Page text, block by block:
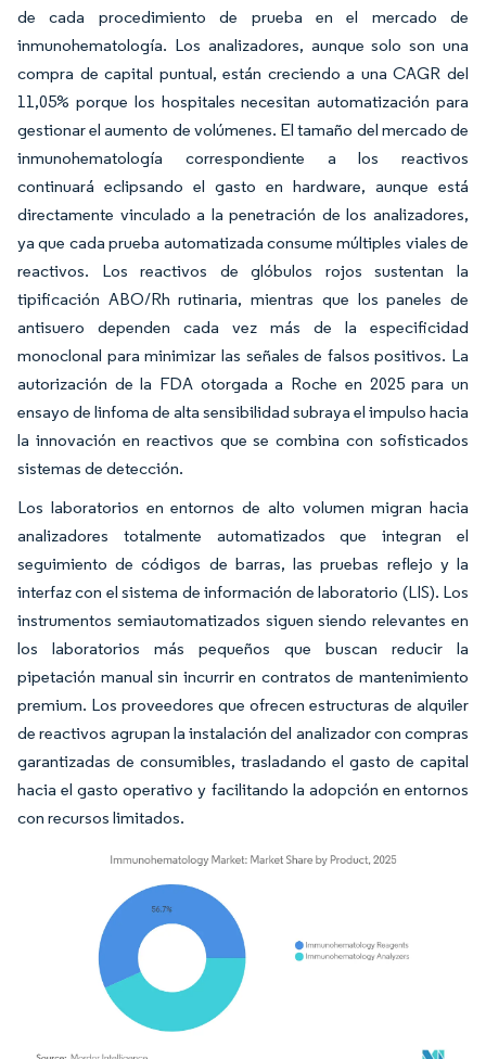
de cada procedimiento de prueba en el mercado de
inmunohematología. Los analizadores, aunque solo son una
compra de capital puntual, están creciendo a una CAGR del
11,05% porque los hospitales necesitan automatización para
gestionar el aumento de volúmenes. El tamaño del mercado de
inmunohematología correspondiente a los reactivos
continuará eclipsando el gasto en hardware, aunque está
directamente vinculado a la penetración de los analizadores,
ya que cada prueba automatizada consume múltiples viales de
reactivos. Los reactivos de glóbulos rojos sustentan la
tipificación ABO/Rh rutinaria, mientras que los paneles de
antisuero dependen cada vez más de la especificidad
monoclonal para minimizar las señales de falsos positivos. La
autorización de la FDA otorgada a Roche en 2025 para un
ensayo de linfoma de alta sensibilidad subraya el impulso hacia
la innovación en reactivos que se combina con sofisticados
sistemas de detección.
Los laboratorios en entornos de alto volumen migran hacia
analizadores totalmente automatizados que integran el
seguimiento de códigos de barras, las pruebas reflejo y la
interfaz con el sistema de información de laboratorio (LIS). Los
instrumentos semiautomatizados siguen siendo relevantes en
los laboratorios más pequeños que buscan reducir la
pipetación manual sin incurrir en contratos de mantenimiento
premium. Los proveedores que ofrecen estructuras de alquiler
de reactivos agrupan la instalación del analizador con compras
garantizadas de consumibles, trasladando el gasto de capital
hacia el gasto operativo y facilitando la adopción en entornos
con recursos limitados.